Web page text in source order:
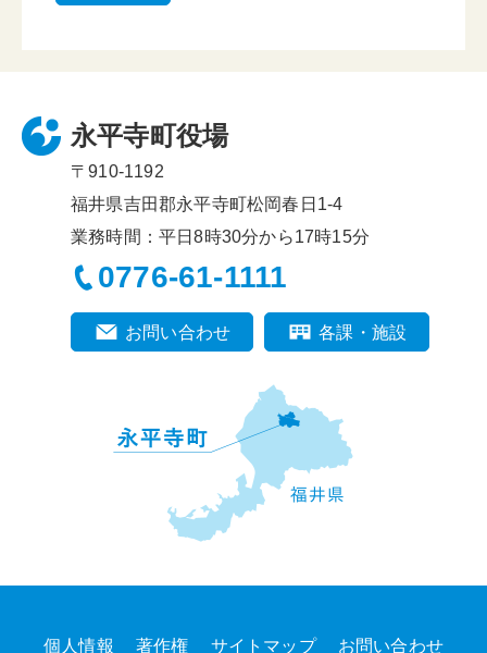
永平寺町役場
〒910-1192
福井県吉田郡永平寺町松岡春日1-4
業務時間：平日8時30分から17時15分
0776-61-1111
お問い合わせ 各課・施設
個人情報 著作権 サイトマップ お問い合わせ